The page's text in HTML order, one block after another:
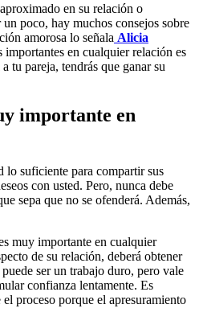
en su relación o
poco, hay muchos consejos sobre
amorosa lo señala Alicia
importantes en cualquier relación es
tu pareja, tendrás que ganar su
importante en
lo suficiente para compartir sus
con usted. Pero, nunca debe
sepa que no se ofenderá. Además,
muy importante en cualquier
de su relación, deberá obtener
ser un trabajo duro, pero vale
confianza lentamente. Es
proceso porque el apresuramiento